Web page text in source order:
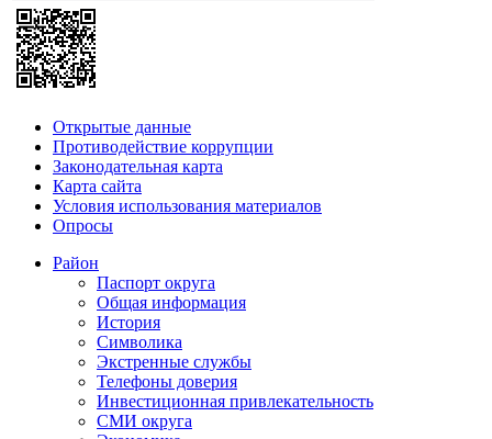
Открытые данные
Противодействие коррупции
Законодательная карта
Карта сайта
Условия использования материалов
Опросы
Район
Паспорт округа
Общая информация
История
Символика
Экстренные службы
Телефоны доверия
Инвестиционная привлекательность
СМИ округа